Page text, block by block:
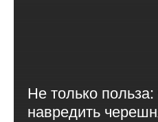
Не только
навредить